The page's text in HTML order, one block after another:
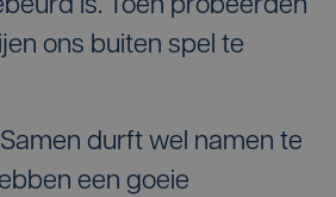
is. Toen probeerden
ons buiten spel te
durft wel namen te
een goeie